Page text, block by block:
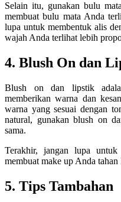
Selain itu, gunakan bulu
membuat bulu mata Anda
lupa untuk membentuk alis
wajah Anda terlihat lebih
4. Blush On dan
Blush on dan lipstik
memberikan warna dan
warna yang sesuai dengan
natural, gunakan blush on
sama.
Terakhir, jangan lupa
membuat make up Anda tahan
5. Tips Tambahan